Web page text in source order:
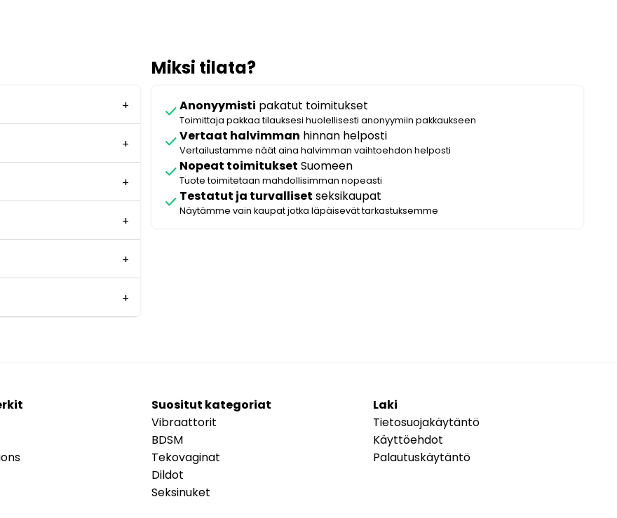
Miksi tilata?
checkAnonyymisti pakatut toimitukset
Toimittaja pakkaa tilauksesi huolellisesti anonyymiin pakkaukseen
checkVertaat halvimman hinnan helposti
Vertailustamme näät aina halvimman vaihtoehdon helposti
check Nopeat toimitukset Suomeen
Tuote toimitetaan mahdollisimman nopeasti
check Testatut ja turvalliset seksikaupat
Näytämme vain kaupat jotka läpäisevät tarkastuksemme
Suositut kategoriat
Vibraattorit
BDSM
Tekovaginat
Dildot
Seksinuket
Laki
Tietosuojakäytäntö
Käyttöehdot
Palautuskäytäntö